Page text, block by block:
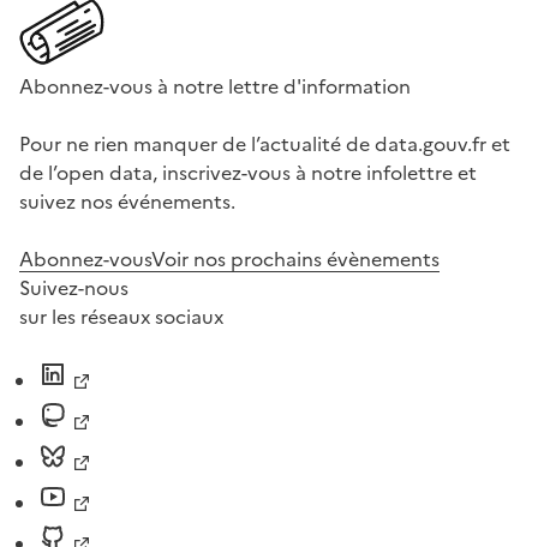
Abonnez-vous à notre lettre d'information
Pour ne rien manquer de l’actualité de data.gouv.fr et
de l’open data, inscrivez-vous à notre infolettre et
suivez nos événements.
Abonnez-vousVoir nos prochains évènements
Suivez-nous
sur les réseaux sociaux